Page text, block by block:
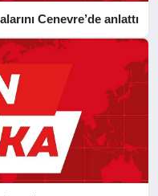
Cenevre’de anlattı